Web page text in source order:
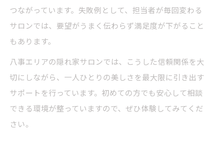
つながっています。失敗例として、担当者が毎回変わる
サロンでは、要望がうまく伝わらず満足度が下がること
もあります。
八事エリアの隠れ家サロンでは、こうした信頼関係を大
切にしながら、一人ひとりの美しさを最大限に引き出す
サポートを行っています。初めての方でも安心して相談
できる環境が整っていますので、ぜひ体験してみてくだ
さい。